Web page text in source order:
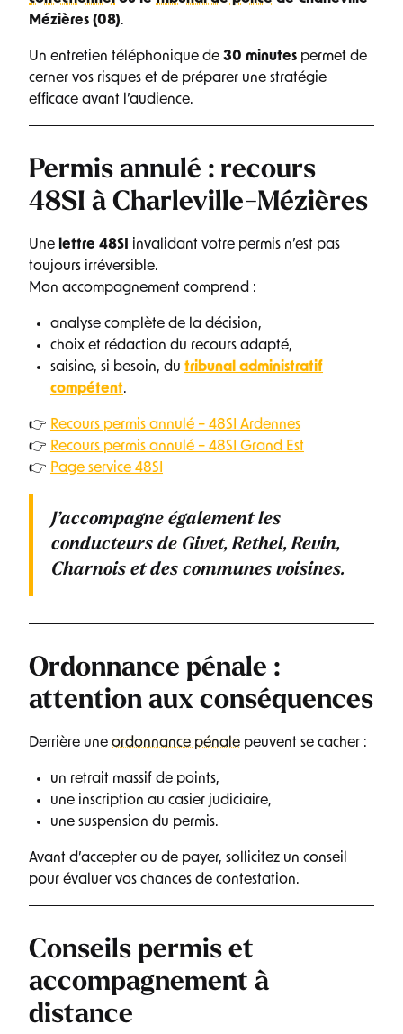
Mézières (08).
Un entretien téléphonique de 30 minutes permet de
cerner vos risques et de préparer une stratégie
efficace avant l’audience.
Permis annulé : recours
48SI à Charleville-Mézières
Une lettre 48SI
invalidant votre permis n’est pas
toujours irréversible.
Mon accompagnement comprend :
analyse complète de la décision,
choix et rédaction du recours adapté,
saisine, si besoin, du tribunal administratif
compétent.
👉 Recours permis annulé – 48SI Ardennes
👉 Recours permis annulé – 48SI Grand Est
👉 Page service 48SI
J’accompagne également les
conducteurs de Givet, Rethel, Revin,
Charnois et des communes voisines.
Ordonnance pénale :
attention aux conséquences
Derrière une ordonnance pénale peuvent se cacher :
un retrait massif de points,
une inscription au casier judiciaire,
une suspension du permis.
Avant d’accepter ou de payer, sollicitez un conseil
pour évaluer vos chances de contestation.
Conseils permis et
accompagnement à
distance